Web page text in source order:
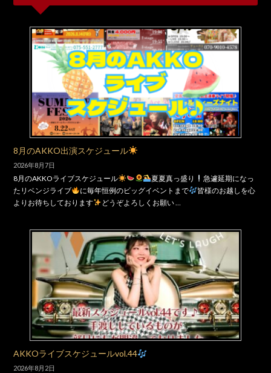
8月のAKKO出演スケジュール
2026年8月7日
8月のAKKOライブスケジュール 夏夏真っ盛り
急遽延期になっ
たリベンジライブ
に毎年恒例のビッグイベントまで
皆様のお越しを心
よりお待ちしております
どうぞよろしくお願い …
AKKOライブスケジュールvol.44
2026年8月2日